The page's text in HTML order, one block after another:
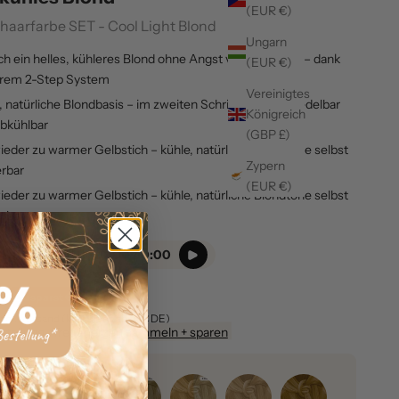
(EUR €)
Ungarn
(EUR €)
Vereinigtes
Königreich
(GBP £)
Zypern
(EUR €)
SET - Cool Light Blond
ein helles, kühleres Blond ohne Angst vor Grünstich – dank
2-Step System
natürliche Blondbasis – im zweiten Schritt gezielt veredelbar
zu warmer Gelbstich – kühle, natürliche Blondtöne selbst
zu warmer Gelbstich – kühle, natürliche Blondtöne selbst
0:00 / 0:00
Du sparst €7,00
Versand (kostenlos ab 49€ DE)
Treueherzen sammeln + sparen